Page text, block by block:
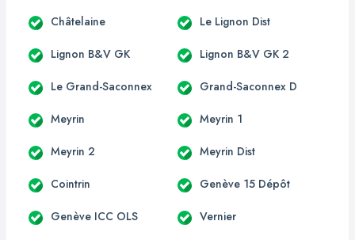
Châtelaine Le Lignon Dist
Lignon B&V GK Lignon B&V GK 2
Le Grand-Saconnex Grand-Saconnex D
Meyrin Meyrin 1
Meyrin 2 Meyrin Dist
Cointrin Genève 15 Dépôt
Genève ICC OLS Vernier